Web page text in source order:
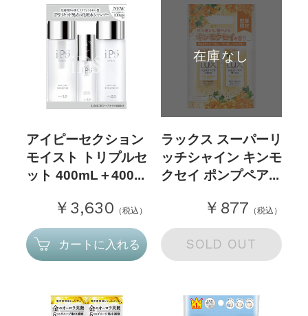
アイピーセクション
モイスト トリプルセ
ット 400mL＋400...
￥3,630 （税込）
カートに入れる
在庫なし
ラックス スーパーリ
ッチシャイン キンモ
クセイ ポンプペア...
￥877 （税込）
SOLD OUT